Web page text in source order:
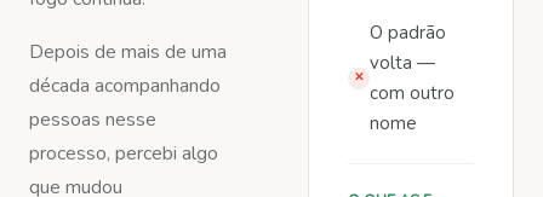
Depois de mais de uma
década acompanhando
pessoas nesse
processo, percebi algo
que mudou
✕
O padrão
volta —
com outro
nome